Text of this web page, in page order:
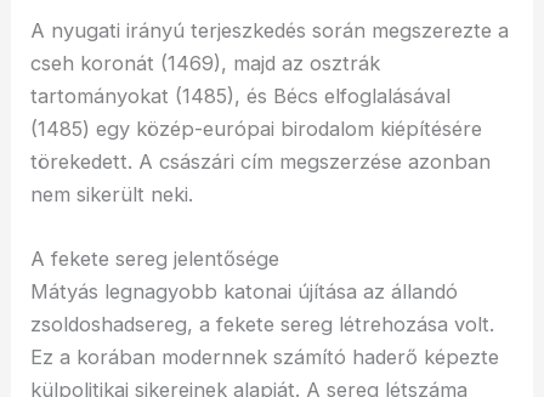
A nyugati irányú terjeszkedés során megszerezte a
cseh koronát (1469), majd az osztrák
tartományokat (1485), és Bécs elfoglalásával
(1485) egy közép-európai birodalom kiépítésére
törekedett. A császári cím megszerzése azonban
nem sikerült neki.
A fekete sereg jelentősége
Mátyás legnagyobb katonai újítása az állandó
zsoldoshadsereg, a fekete sereg létrehozása volt.
Ez a korában modernnek számító haderő képezte
külpolitikai sikereinek alapját. A sereg létszáma